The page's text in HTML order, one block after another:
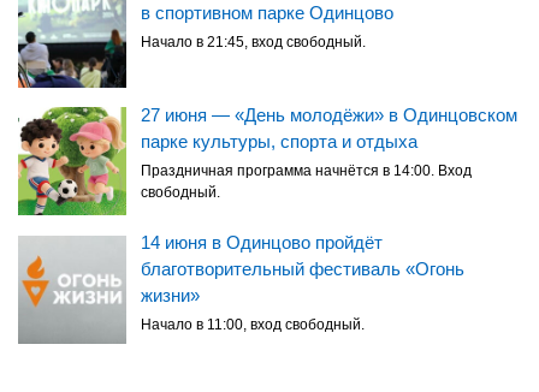
в спортивном парке Одинцово
Начало в 21:45, вход свободный.
27 июня — «День молодёжи» в Одинцовском
парке культуры, спорта и отдыха
Праздничная программа начнётся в 14:00. Вход
свободный.
14 июня в Одинцово пройдёт
благотворительный фестиваль «Огонь
жизни»
Начало в 11:00, вход свободный.